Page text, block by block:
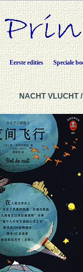
Eerste edities Speciale
NACHT VLUCHT